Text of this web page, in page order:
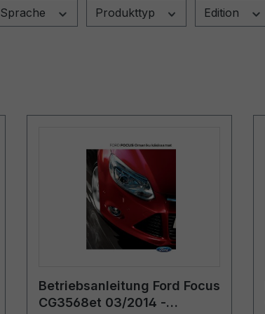
Sprache Produkttyp Edition
Betriebsanleitung Ford Focus
CG3568et 03/2014 -